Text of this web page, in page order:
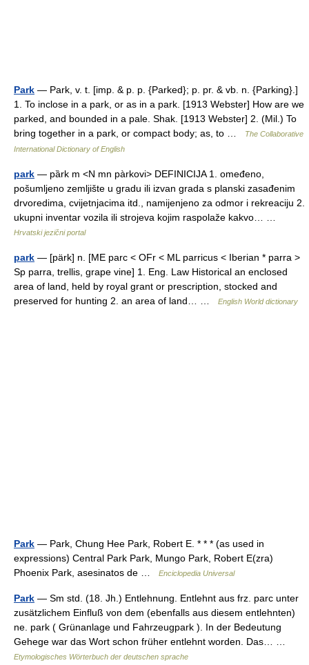
Park — Park, v. t. [imp. & p. p. {Parked}; p. pr. & vb. n. {Parking}.]
1. To inclose in a park, or as in a park. [1913 Webster] How are we
parked, and bounded in a pale. Shak. [1913 Webster] 2. (Mil.) To
bring together in a park, or compact body; as, to …
The Collaborative
International Dictionary of English
park — pȁrk m <N mn pàrkovi> DEFINICIJA 1. omeđeno,
pošumljeno zemljište u gradu ili izvan grada s planski zasađenim
drvoredima, cvijetnjacima itd., namijenjeno za odmor i rekreaciju 2.
ukupni inventar vozila ili strojeva kojim raspolaže kakvo… …
Hrvatski jezični portal
park — [pärk] n. [ME parc < OFr < ML parricus < Iberian * parra >
Sp parra, trellis, grape vine] 1. Eng. Law Historical an enclosed
area of land, held by royal grant or prescription, stocked and
preserved for hunting 2. an area of land… …
English World dictionary
Park — Park, Chung Hee Park, Robert E. * * * (as used in
expressions) Central Park Park, Mungo Park, Robert E(zra)
Phoenix Park, asesinatos de …
Enciclopedia Universal
Park — Sm std. (18. Jh.) Entlehnung. Entlehnt aus frz. parc unter
zusätzlichem Einfluß von dem (ebenfalls aus diesem entlehnten)
ne. park ( Grünanlage und Fahrzeugpark ). In der Bedeutung
Gehege war das Wort schon früher entlehnt worden. Das… …
Etymologisches Wörterbuch der deutschen sprache